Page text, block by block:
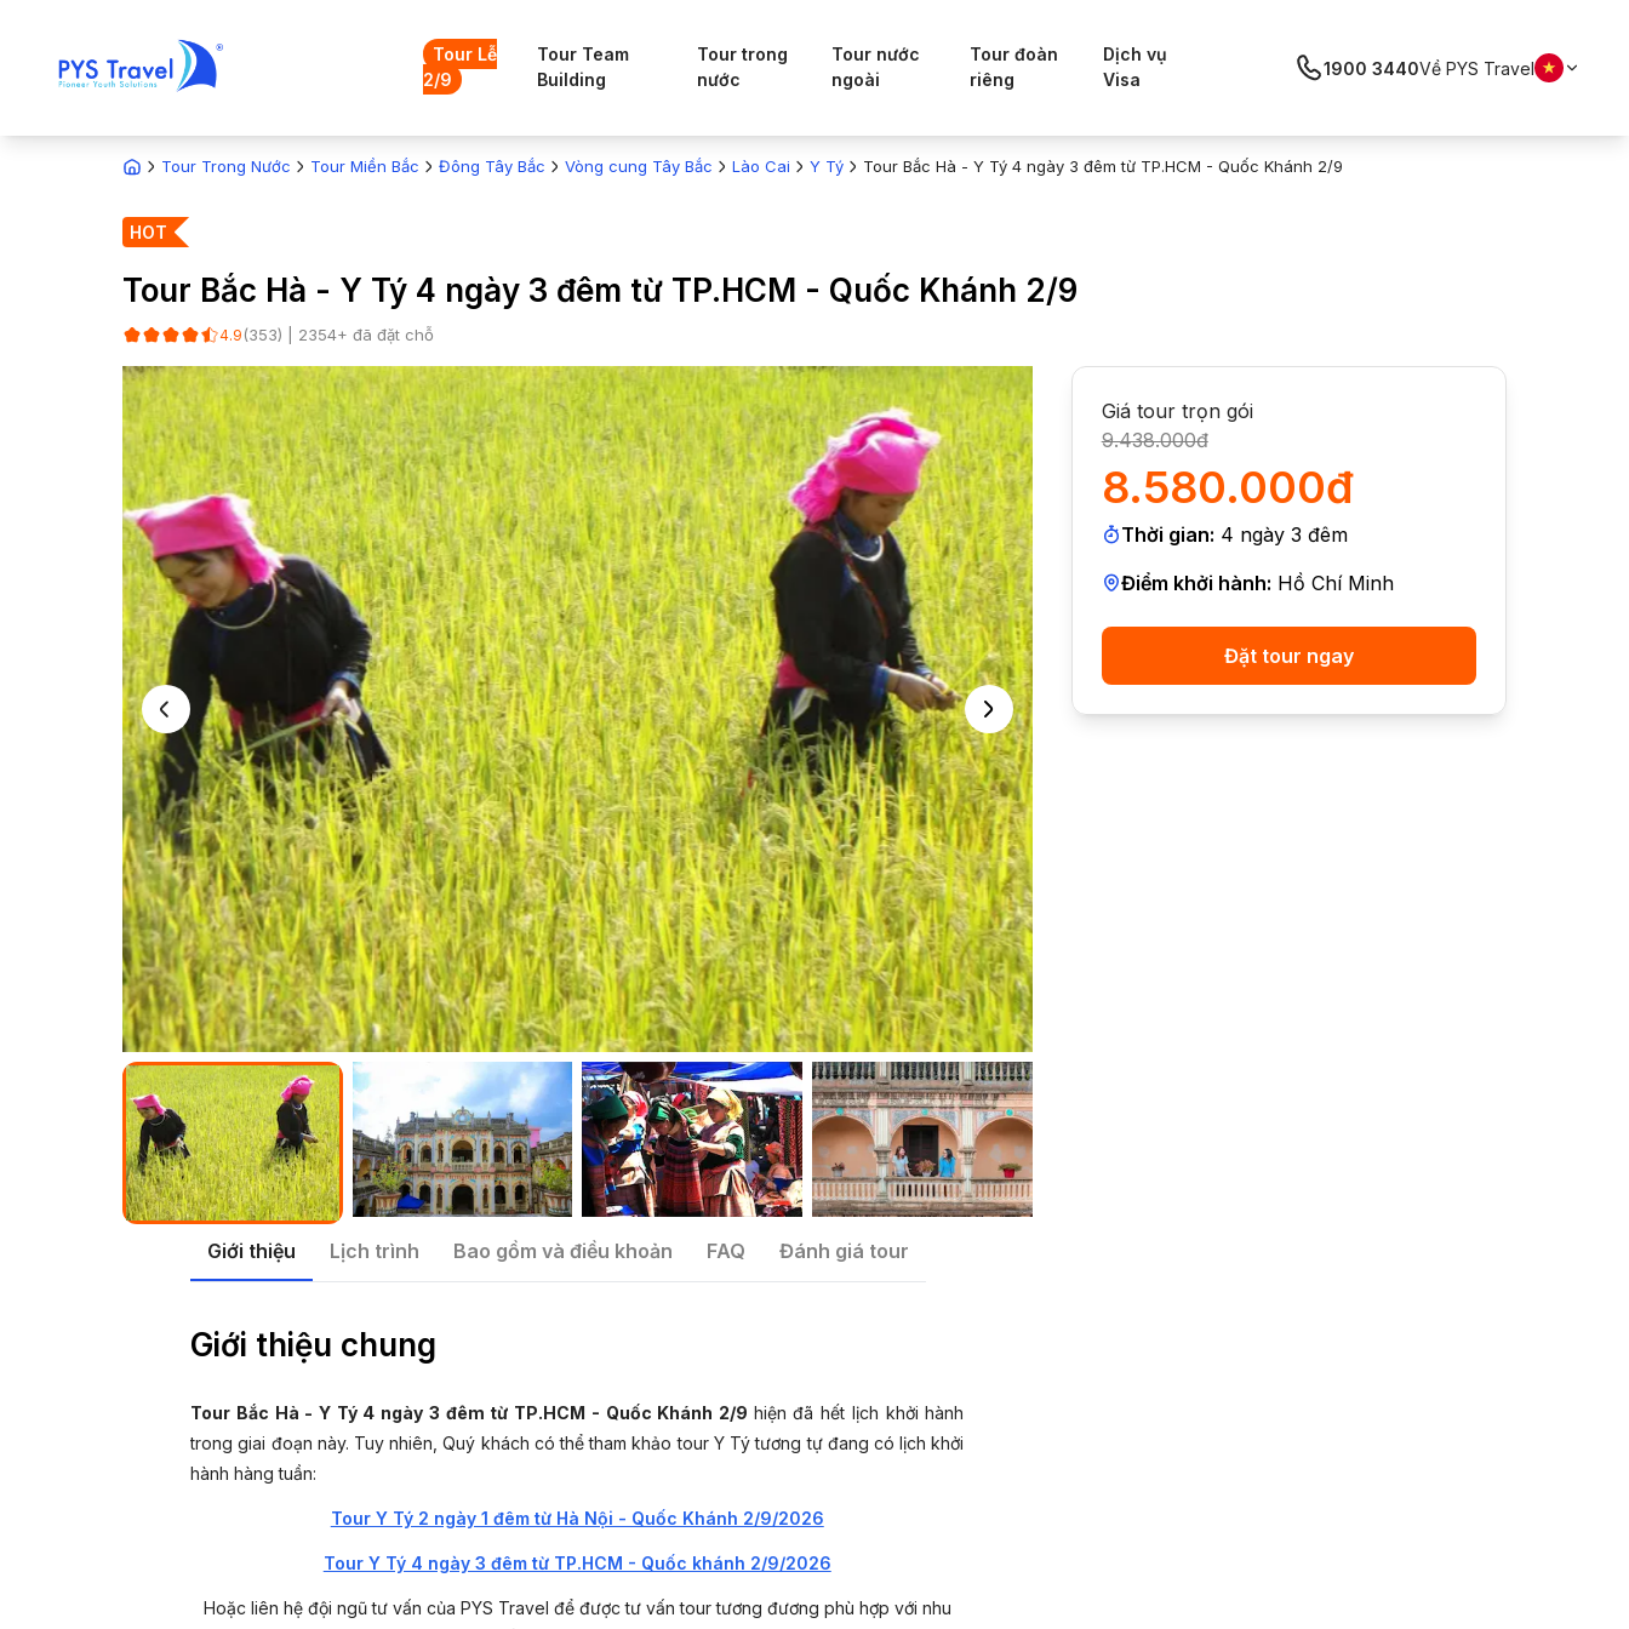
Tour Lễ
2/9
Tour Team
Building
Tour trong
nước
Tour nước
ngoài
Tour đoàn
riêng
Dịch vụ
Visa
1900 3440Về PYS Travel
Tour Trong Nước Tour Miền Bắc Đông Tây Bắc Vòng cung Tây Bắc Lào Cai Y Tý Tour Bắc Hà - Y Tý 4 ngày 3 đêm từ TP.HCM - Quốc Khánh 2/9
HOT
Tour Bắc Hà - Y Tý 4 ngày 3 đêm từ TP.HCM - Quốc Khánh 2/9
4.9 (353) | 2354+ đã đặt chỗ
Giới thiệu Lịch trình Bao gồm và điều khoản FAQ Đánh giá tour
Giới thiệu chung
Tour Bắc Hà - Y Tý 4 ngày 3 đêm từ TP.HCM - Quốc Khánh 2/9 hiện đã hết lịch khởi hành
trong giai đoạn này. Tuy nhiên, Quý khách có thể tham khảo tour Y Tý tương tự đang có lịch khởi
hành hàng tuần:
Tour Y Tý 2 ngày 1 đêm từ Hà Nội - Quốc Khánh 2/9/2026
Tour Y Tý 4 ngày 3 đêm từ TP.HCM - Quốc khánh 2/9/2026
Hoặc liên hệ đội ngũ tư vấn của PYS Travel để được tư vấn tour tương đương phù hợp với nhu
Giá tour trọn gói
9.438.000đ
8.580.000đ
Thời gian: 4 ngày 3 đêm
Điểm khởi hành: Hồ Chí Minh
Đặt tour ngay